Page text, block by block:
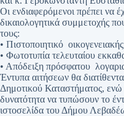
Οι ενδιαφερόμενοι πρέπει να
δικαιολογητικά συμμετοχής
τους:
• Πιστοποιητικό
• Φωτοτυπία τελευταίου
• Απόδειξη πρόσφατου
Έντυπα αιτήσεων θα
Δημοτικού Καταστήματος, ενώ
δυνατότητα να τυπώσουν το
ιστοσελίδα του Δήμου